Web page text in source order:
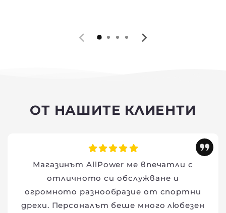
ОТ НАШИТЕ КЛИЕНТИ
Магазинът AllPower ме впечатли с
отличното си обслужване и
огромното разнообразие от спортни
дрехи. Персоналът беше много любезен